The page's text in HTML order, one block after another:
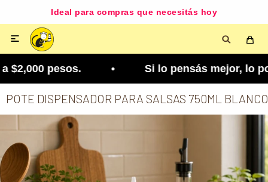
Ideal para compras que necesitás hoy

$2,000 pesos. • Si lo pensás mejor, lo
POTE DISPENSADOR PARA SALSAS 750ML BLANCO